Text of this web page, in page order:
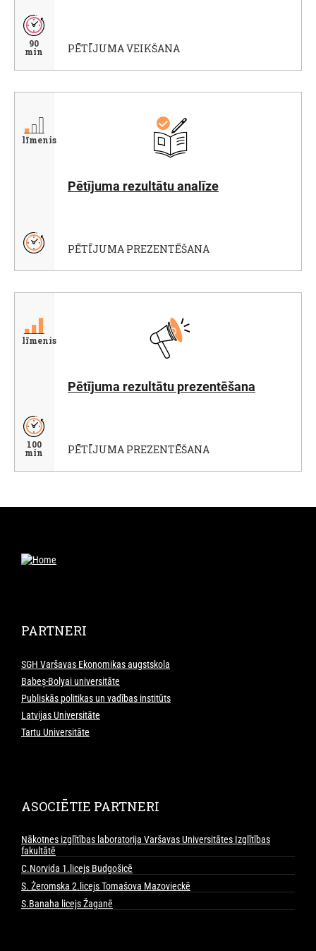
90
min PĒTĪJUMA VEIKŠANA
līmenis
Pētījuma rezultātu analīze
PĒTĪJUMA PREZENTĒŠANA
līmenis
100
min
Pētījuma rezultātu prezentēšana
PĒTĪJUMA PREZENTĒŠANA
PARTNERI
SGH Varšavas Ekonomikas augstskola
Babeș-Bolyai universitāte
Publiskās politikas un vadības institūts
Latvijas Universitāte
Tartu Universitāte
ASOCIĒTIE PARTNERI
Nākotnes izglītības laboratorija Varšavas Universitātes Izglītības
fakultātē
C.Norvida 1.licejs Budgošicē
S. Żeromska 2.licejs Tomašova Mazovieckē
S.Banaha licejs Žaganē